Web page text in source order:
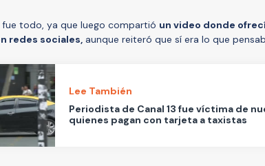
fue todo, ya que luego compartió un video donde
redes sociales, aunque reiteró que sí era lo que
Lee También
Periodista de Canal 13 fue víctima de
quienes pagan con tarjeta a taxistas